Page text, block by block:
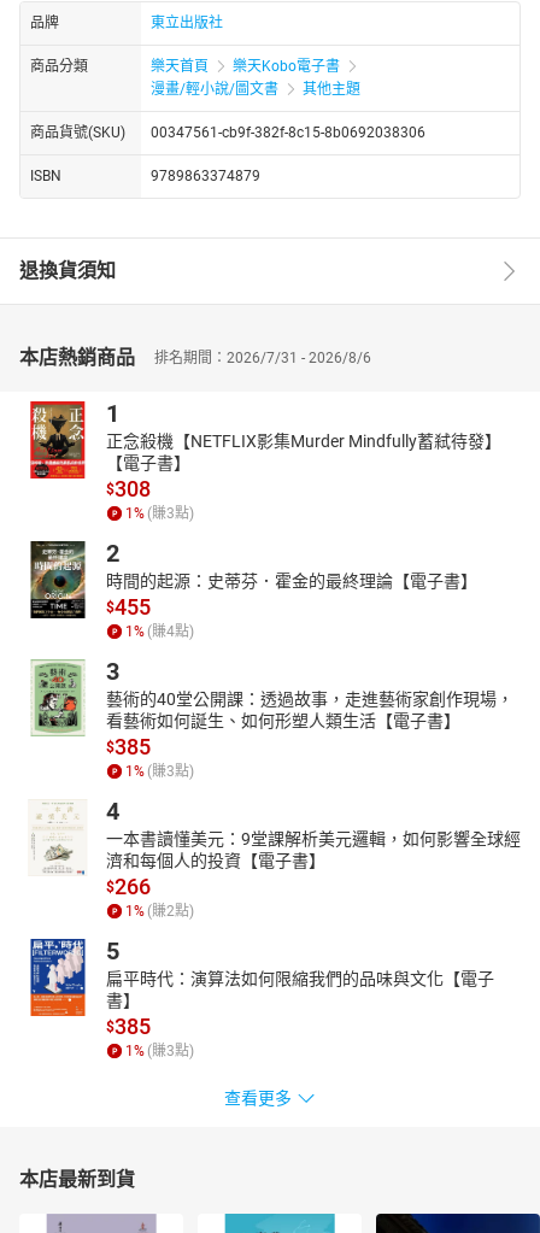
品牌 東立出版社
商品分類 樂天首頁
樂天Kobo電子書
漫畫/輕小說/圖文書
其他主題
商品貨號(SKU) 00347561-cb9f-382f-8c15-8b0692038306
ISBN 9789863374879
退換貨須知
本店熱銷商品 排名期間：2026/7/31 - 2026/8/6
1
正念殺機【NETFLIX影集Murder Mindfully蓄弒待發】
【電子書】
$308
1% (賺3點)
2
時間的起源：史蒂芬．霍金的最終理論【電子書】
$455
1% (賺4點)
3
藝術的40堂公開課：透過故事，走進藝術家創作現場，
看藝術如何誕生、如何形塑人類生活【電子書】
$385
1% (賺3點)
4
一本書讀懂美元：9堂課解析美元邏輯，如何影響全球經
濟和每個人的投資【電子書】
$266
1% (賺2點)
5
扁平時代：演算法如何限縮我們的品味與文化【電子
書】
$385
1% (賺3點)
查看更多
本店最新到貨